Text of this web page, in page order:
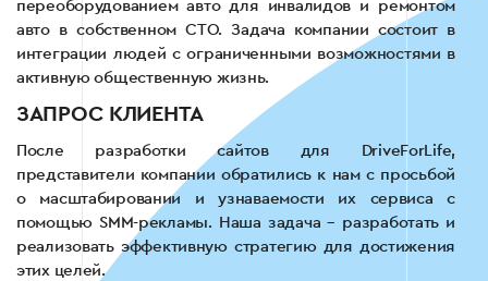
переоборудованием авто для инвалидов и ремонтом
авто в собственном СТО. Задача компании состоит в
интеграции людей с ограниченными возможностями в
активную общественную жизнь.
ЗАПРОС КЛИЕНТА
После разработки сайтов для DriveForLife,
представители компании обратились к нам с просьбой
о масштабировании и узнаваемости их сервиса с
помощью SMM-рекламы. Наша задача – разработать и
реализовать эффективную стратегию для достижения
этих целей.